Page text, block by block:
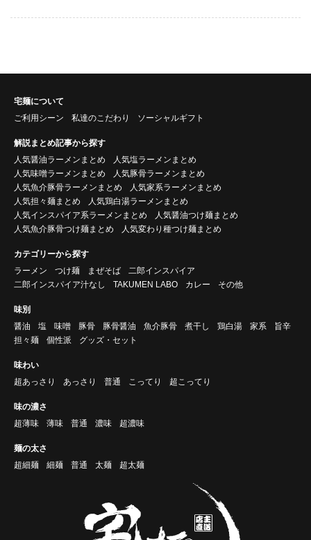
宅麺について
ご利用シーン
私達のこだわり ソーシャルギフト
解説まとめ記事から探す
人気醤油ラーメンまとめ
人気塩ラーメンまとめ
人気味噌ラーメンまとめ
人気豚骨ラーメンまとめ
人気魚介豚骨ラーメンまとめ
人気家系ラーメンまとめ
人気担々麺まとめ
人気鶏白湯ラーメンまとめ
人気インスパイア系ラーメンまとめ
人気醤油つけ麺まとめ
人気魚介豚骨つけ麺まとめ
人気変わり種つけ麺まとめ
カテゴリーから探す
ラーメン
つけ麺 まぜそば
二郎インスパイア
二郎インスパイア汁なし
TAKUMEN LABO カレー その他
味別
醤油
塩 味噌 豚骨 豚骨醤油 魚介豚骨 煮干し 鶏白湯 家系
旨辛
担々麺
個性派 グッズ・セット
味わい
超あっさり
あっさり 普通 こってり 超こってり
味の濃さ
超薄味
薄味 普通 濃味 超濃味
麺の太さ
超細麺
細麺 普通 太麺 超太麺